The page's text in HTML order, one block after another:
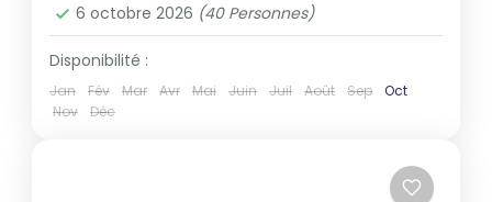
6 octobre 2026 (40 Personnes)
Disponibilité :
Jan Fév Mar Avr Mai Juin Juil Août Sep
Oct
Nov
Déc